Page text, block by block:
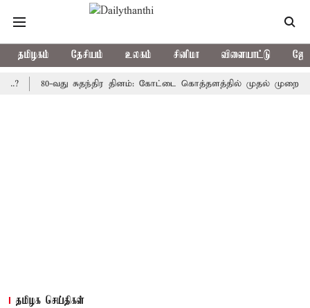
தமிழகம் தேசியம் உலகம் சினிமா விளையாட்டு
80-வது சுதந்திர தினம்: கோட்டை கொத்தளத்தில் முதல் முறையாக
தமிழக செய்திகள்